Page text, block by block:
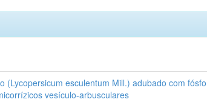
(Lycopersicum esculentum Mill.) adubado com
vesículo-arbusculares